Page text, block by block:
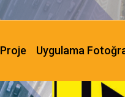
Proje Uygulama